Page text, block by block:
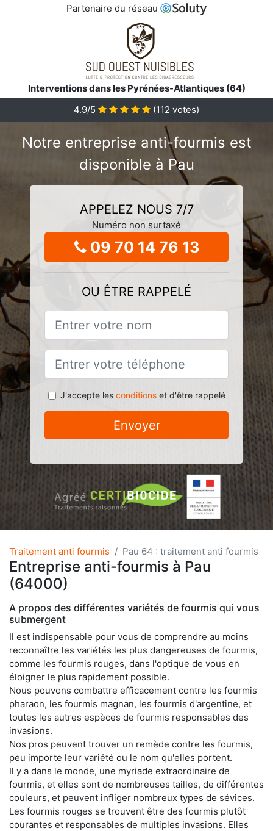
Partenaire du réseau
Interventions dans les Pyrénées-Atlantiques (64)
4.9/5
(112 votes)
Notre entreprise anti-fourmis est
disponible à Pau
APPELEZ NOUS 7/7
Numéro non surtaxé
09 70 14 76 13
OU ÊTRE RAPPELÉ
J'accepte les conditionset d'être rappelé
Envoyer
Traitement anti fourmis Pau 64 : traitement anti fourmis
Entreprise anti-fourmis à Pau
(64000)
A propos des différentes variétés de fourmis qui vous
submergent
Il est indispensable pour vous de comprendre au moins
reconnaître les variétés les plus dangereuses de fourmis,
comme les fourmis rouges, dans l'optique de vous en
éloigner le plus rapidement possible.
Nous pouvons combattre efficacement contre les fourmis
pharaon, les fourmis magnan, les fourmis d'argentine, et
toutes les autres espèces de fourmis responsables des
invasions.
Nos pros peuvent trouver un remède contre les fourmis,
peu importe leur variété ou le nom qu'elles portent.
Il y a dans le monde, une myriade extraordinaire de
fourmis, et elles sont de nombreuses tailles, de différentes
couleurs, et peuvent infliger nombreux types de sévices.
Les fourmis rouges se trouvent être des fourmis plutôt
courantes et responsables de multiples invasions. Elles